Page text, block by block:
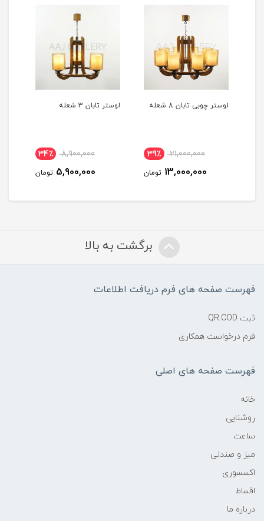
لوستر چوبی تابان 8 شعله
21,000,000 39٪
13,000,000 تومان
لوستر تابان 3 شعله
8,900,000 34٪
5,900,000 تومان
برگشت به بالا
فهرست صفحه های فرم دریافت اطلاعات
ثبت QR.COD
فرم درخواست همکاری
فهرست صفحه های اصلی
خانه
روشنایی
ساعت
میز و صندلی
اکسسوری
اقساط
درباره ما